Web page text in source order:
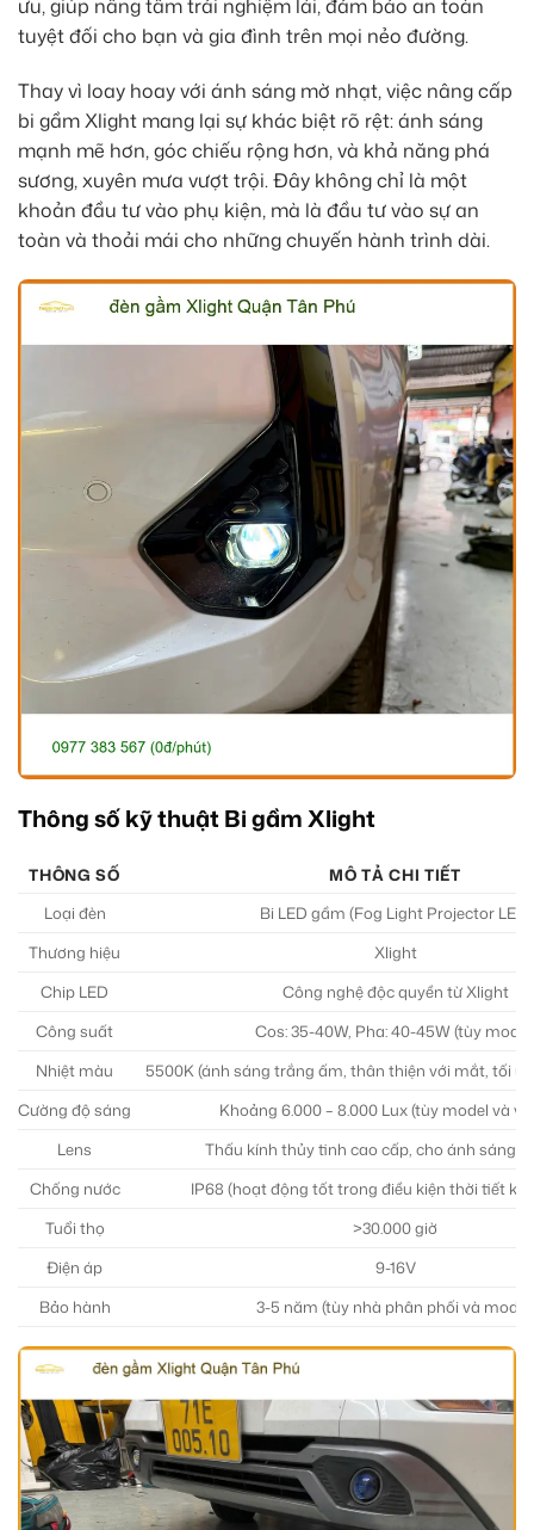
ưu, giúp nâng tầm trải nghiệm lái, đảm bảo an toàn
tuyệt đối cho bạn và gia đình trên mọi nẻo đường.
Thay vì loay hoay với ánh sáng mờ nhạt, việc nâng cấp
bi gầm Xlight mang lại sự khác biệt rõ rệt: ánh sáng
mạnh mẽ hơn, góc chiếu rộng hơn, và khả năng phá
sương, xuyên mưa vượt trội. Đây không chỉ là một
khoản đầu tư vào phụ kiện, mà là đầu tư vào sự an
toàn và thoải mái cho những chuyến hành trình dài.
Thông số kỹ thuật Bi gầm Xlight
THÔNG SỐ
MÔ TẢ CHI TIẾT
Loại đèn
Bi LED gầm (Fog Light Projector LED)
Thương hiệu
Xlight
Chip LED
Công nghệ độc quyền từ Xlight
Công suất
Cos: 35-40W, Pha: 40-45W (tùy
Nhiệt màu
5500K (ánh sáng trắng ấm, thân thiện với mắt, tối
Cường độ sáng
Khoảng 6.000 – 8.000 Lux (tùy model và vị
Lens
Thấu kính thủy tinh cao cấp, cho ánh sáng
Chống nước
IP68 (hoạt động tốt trong điều kiện thời tiết
Tuổi thọ
>30.000 giờ
Điện áp
9-16V
Bảo hành
3-5 năm (tùy nhà phân phối và model)